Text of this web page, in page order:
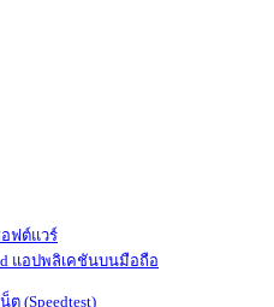
ฟต์แวร์
แอปพลิเคชันบนมือถือ
ต (Speedtest)